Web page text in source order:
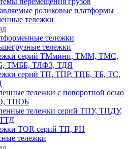
роликовые платформы
тележки
тележки
тележки
серий ТМмини, ТММ, ТМС,
ТМББ, ТЛФЗ, ТДЯ
серий ТП, ТПР, ТПБ, ТБ, ТС,
тележки с поворотной осью
ТПОБ
тележки серий ТПУ, ТПДУ,
TOR серий ТП, PH
тележки